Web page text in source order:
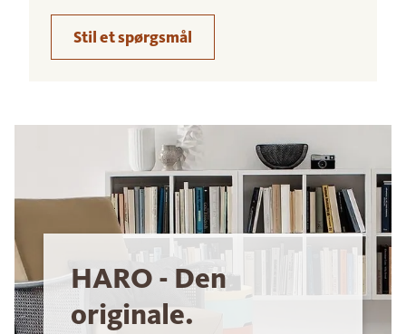
Stil et spørgsmål
HARO - Den
originale.